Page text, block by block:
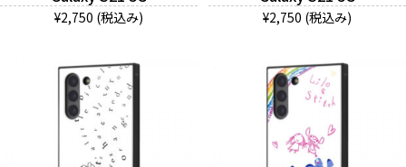
¥2,750 (税込み) ¥2,750 (税込み)